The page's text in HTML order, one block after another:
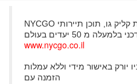
NYCGO המדריך המלא לניו יורק מקבוצת קליק גו, תוכן תיירותי
www.nycgo.co.il
יורק באישור מידי וללא עמלות